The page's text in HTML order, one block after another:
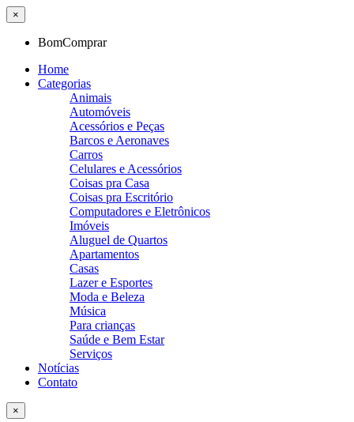
×
BomComprar
Home
Categorias
Animais
Automóveis
Acessórios e Peças
Barcos e Aeronaves
Carros
Celulares e Acessórios
Coisas pra Casa
Coisas pra Escritório
Computadores e Eletrônicos
Imóveis
Aluguel de Quartos
Apartamentos
Casas
Lazer e Esportes
Moda e Beleza
Música
Para crianças
Saúde e Bem Estar
Serviços
Notícias
Contato
×